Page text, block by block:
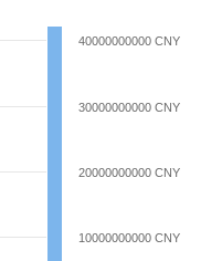
10000000000 CNY
20000000000 CNY
30000000000 CNY
40000000000 CNY